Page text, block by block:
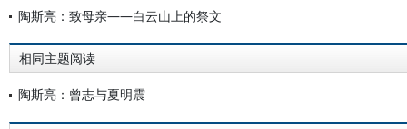
陶斯亮：致母亲——白云山上的祭文
相同主题阅读
陶斯亮：曾志与夏明震